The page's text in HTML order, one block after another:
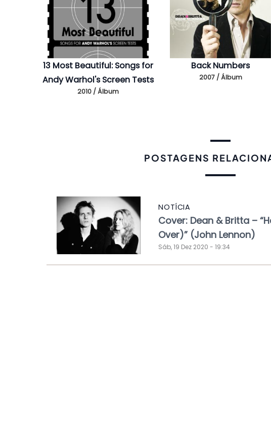
13 Most Beautiful: Songs for
Andy Warhol's Screen Tests
2010 / Álbum
Back Numbers
2007 / Álbum
POSTAGENS
NOTÍCIA
Cover: Dean & Britta –
Over)” (John Lennon)
Sáb, 19 Dez 2020 - 19:34